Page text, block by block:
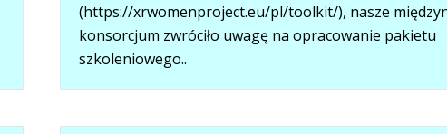
(https://xrwomenproject.eu/pl/toolkit/), nasze
konsorcjum zwróciło uwagę na opracowanie pakietu
szkoleniowego..